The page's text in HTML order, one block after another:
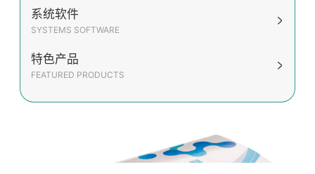
系统软件
SYSTEMS SOFTWARE
特色产品
FEATURED PRODUCTS